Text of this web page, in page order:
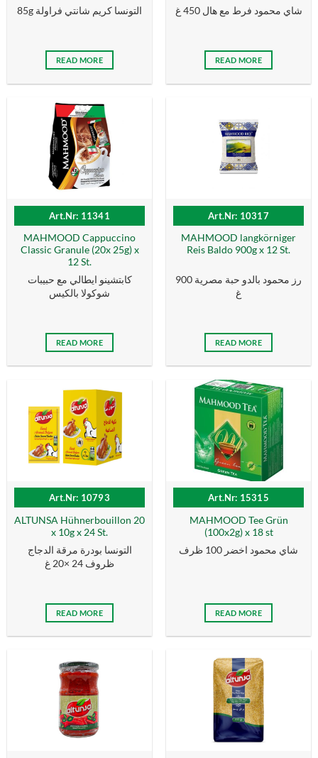
85g التونسا كریم شانتي فراولة
READ MORE
شاي محمود فرط مع هال 450 غ
READ MORE
Art.Nr: 11341
MAHMOOD Cappuccino
Classic Granule (20x 25g) x
12 St.
كابتشينو ايطالي مع حبيبات
شوكولا بالكيس
READ MORE
Art.Nr: 10317
MAHMOOD langkörniger
Reis Baldo 900g x 12 St.
رز محمود بالدو حبة مصرية 900
غ
READ MORE
Art.Nr: 10793
ALTUNSA Hühnerbouillon 20
x 10g x 24 St.
التونسا بودرة مرقة الدجاج
ظروف 24 ×20 غ
READ MORE
Art.Nr: 15315
MAHMOOD Tee Grün
(100x2g) x 18 st
شاي محمود اخضر 100 ظرف
READ MORE